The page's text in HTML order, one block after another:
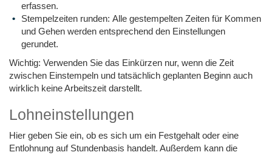
erfassen.
Stempelzeiten runden: Alle gestempelten Zeiten für Kommen
und Gehen werden entsprechend den Einstellungen
gerundet.
Wichtig: Verwenden Sie das Einkürzen nur, wenn die Zeit
zwischen Einstempeln und tatsächlich geplanten Beginn auch
wirklich keine Arbeitszeit darstellt.
Lohneinstellungen
Hier geben Sie ein, ob es sich um ein Festgehalt oder eine
Entlohnung auf Stundenbasis handelt. Außerdem kann die